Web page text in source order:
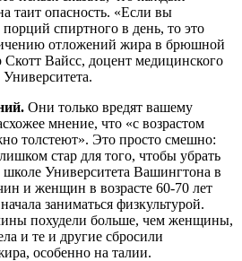
таит опасность. «Если вы
спиртного в день, то это
отложений жира в брюшной
Вайсс, доцент медицинского
Университета.
Они только вредят вашему
мнение, что «с возрастом
толстеют». Это просто смешно:
стар для того, чтобы убрать
Университета Вашингтона в
и женщин в возрасте 60-70 лет
заниматься физкультурой.
похудели больше, чем женщины,
и те и другие сбросили
особенно на талии.